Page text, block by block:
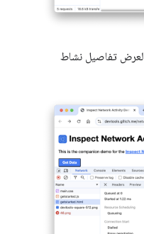
لعرض تفاصيل نشاط